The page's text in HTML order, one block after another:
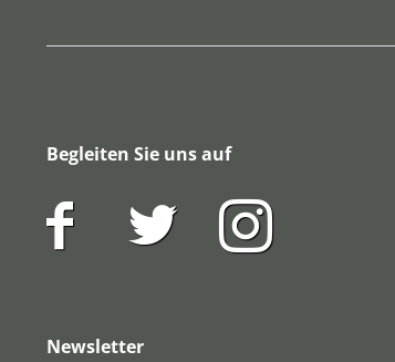
Begleiten Sie uns auf
Newsletter